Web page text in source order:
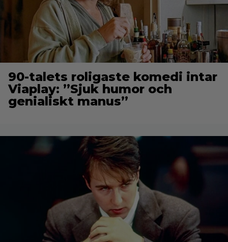
90-talets roligaste komedi intar
Viaplay: ”Sjuk humor och
genialiskt manus”